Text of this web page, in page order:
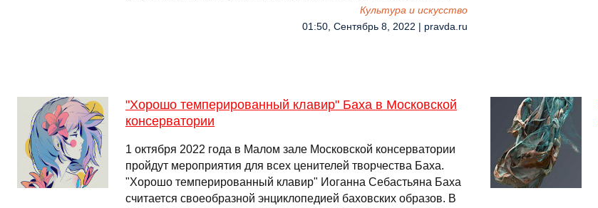
Культура и искусство
01:50, Сентябрь 8, 2022 | pravda.ru
"Хорошо темперированный клавир" Баха в Московской
консерватории
1 октября 2022 года в Малом зале Московской консерватории
пройдут мероприятия для всех ценителей творчества Баха.
"Хорошо темперированный клавир" Иоганна Себастьяна Баха
считается своеобразной энциклопедией баховских образов. В